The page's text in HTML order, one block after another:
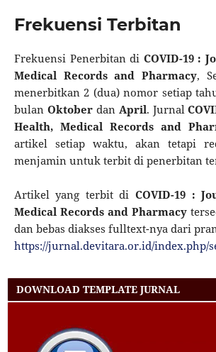
Frekuensi Terbitan
Frekuensi Penerbitan di COVID-19 :
Medical Records and Pharmacy,
menerbitkan 2 (dua) nomor setiap
bulan Oktober dan April. Jurnal
Health, Medical Records and
artikel setiap waktu, akan tetapi
menjamin untuk terbit di penerbitan
Artikel yang terbit di COVID-19 :
Medical Records and Pharmacy
dan bebas diakses fulltext-nya dari
https://jurnal.devitara.or.id/index.php/
DOWNLOAD TEMPLATE JURNAL